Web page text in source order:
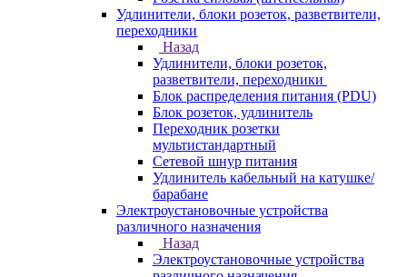
Удлинители, блоки розеток, разветвители,
переходники
Назад
Удлинители, блоки розеток,
разветвители, переходники
Блок распределения питания (PDU)
Блок розеток, удлинитель
Переходник розетки
мультистандартный
Сетевой шнур питания
Удлинитель кабельный на катушке/
барабане
Электроустановочные устройства
различного назначения
Назад
Электроустановочные устройства